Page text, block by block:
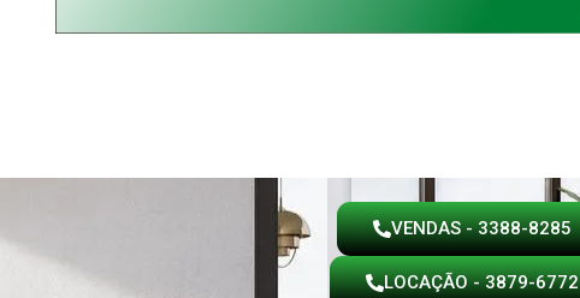
VENDAS - 3388-8285
LOCAÇÃO - 3879-6772